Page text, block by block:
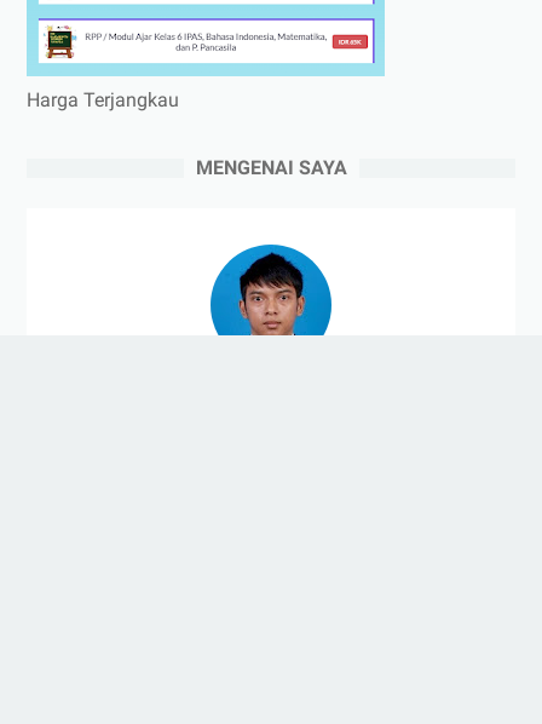
Harga Terjangkau
MENGENAI SAYA